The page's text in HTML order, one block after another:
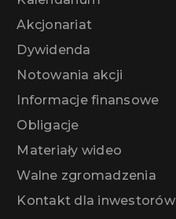
Akcjonariat
Dywidenda
Notowania akcji
Informacje finansowe
Obligacje
Materiały wideo
Walne zgromadzenia
Kontakt dla inwestorów